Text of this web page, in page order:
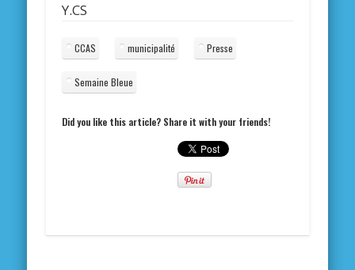
Y.CS
CCAS municipalité Presse
Semaine Bleue
Did you like this article? Share it with your friends!